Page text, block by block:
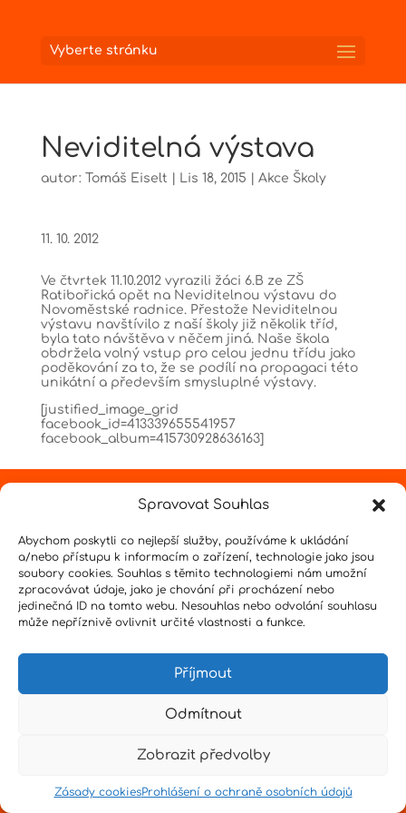
Spravovat Souhlas
Abychom poskytli co nejlepší služby, používáme k ukládání
a/nebo přístupu k informacím o zařízení, technologie jako jsou
soubory cookies. Souhlas s těmito technologiemi nám umožní
zpracovávat údaje, jako je chování při procházení nebo
jedinečná ID na tomto webu. Nesouhlas nebo odvolání souhlasu
může nepříznivě ovlivnit určité vlastnosti a funkce.
Příjmout
Odmítnout
Zobrazit předvolby
Zásady cookiesProhlášení o ochraně osobních údajů
Vyberte stránku
Neviditelná výstava
autor: Tomáš Eiselt Lis 18, 2015 Akce Školy
11. 10. 2012
Ve čtvrtek 11.10.2012 vyrazili žáci 6.B ze ZŠ
Ratibořická opět na Neviditelnou výstavu do
Novoměstské radnice. Přestože Neviditelnou
výstavu navštívilo z naší školy již několik tříd,
byla tato návštěva v něčem jiná. Naše škola
obdržela volný vstup pro celou jednu třídu jako
poděkování za to, že se podílí na propagaci této
unikátní a především smysluplné výstavy.
[justified_image_grid
facebook_id=413339655541957
facebook_album=415730928636163]
Design by Senpai | Hvězdné psaní Pro učitele